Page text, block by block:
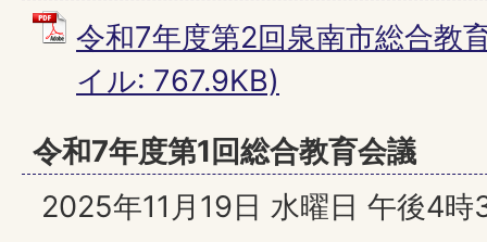
令和7年度第2回泉南市総合教
イル: 767.9KB)
令和7年度第1回総合教育会議
2025年11月19日 水曜日 午後4